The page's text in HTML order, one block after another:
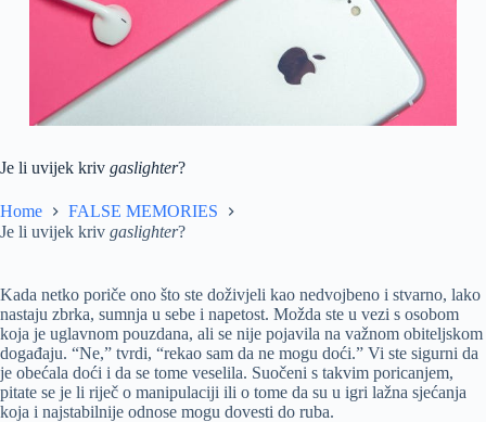
Je li uvijek kriv gaslighter?
Home
FALSE MEMORIES
Je li uvijek kriv gaslighter?
Kada netko poriče ono što ste doživjeli kao nedvojbeno i stvarno, lako
nastaju zbrka, sumnja u sebe i napetost. Možda ste u vezi s osobom
koja je uglavnom pouzdana, ali se nije pojavila na važnom obiteljskom
događaju. “Ne,” tvrdi, “rekao sam da ne mogu doći.” Vi ste sigurni da
je obećala doći i da se tome veselila. Suočeni s takvim poricanjem,
pitate se je li riječ o manipulaciji ili o tome da su u igri lažna sjećanja
koja i najstabilnije odnose mogu dovesti do ruba.